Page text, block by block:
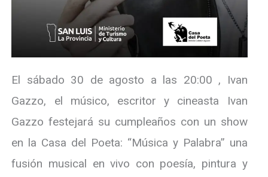
El sábado 30 de agosto a las 20:00 , Ivan
Gazzo, el músico, escritor y cineasta Ivan
Gazzo festejará su cumpleaños con un show
en la Casa del Poeta: “Música y Palabra” una
fusión musical en vivo con poesía, pintura y